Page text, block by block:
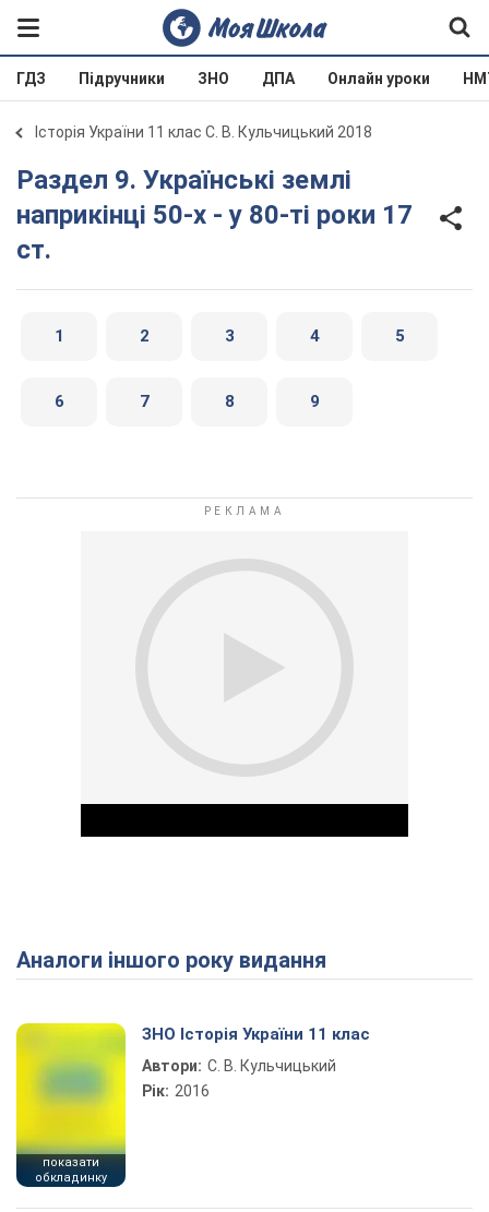
ГДЗ Підручники ЗНО ДПА Онлайн уроки
Історія України 11 клас С. В. Кульчицький 2018
Раздел 9. Українські землі
наприкінці 50-х - у 80-ті роки 17
ст.
1 2 3 4 5
6 7 8 9
Play Video
Аналоги іншого року видання
показати
обкладинку
ЗНО Історія України 11 клас
Автори: С. В. Кульчицький
Рік: 2016